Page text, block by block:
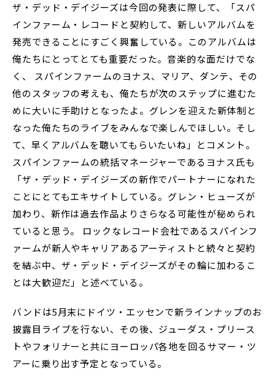
ザ・デッド・デイジーズは今回の発表に際して、「スパ
インファーム・レコードと契約して、新しいアルバムを
発売できることにすごく興奮している。このアルバムは
俺たちにとってとても重要だった。音楽的な面だけでな
く、 スパインファームのヨナス、マリア、ダンテ、その
他のスタッフの考えも、俺たちが次のステップに進むた
めに大いに手助けとなったよ。グレンを迎えた新体制と
なった俺たちのライブをみんなで楽しんでほしい。そし
て、早くアルバムを聴いてもらいたいね」とコメント。
スパインファームの統括マネージャーであるヨナス氏も
「ザ・デッド・デイジーズの新作でパートナーになれた
ことにとてもエキサイトしている。グレン・ヒューズが
加わり、新作は過去作品よりさらなる可能性が秘められ
ていると思う。 ロックなレコード会社であるスパインフ
ァームが新人やキャリアあるアーティストと続々と契約
を結ぶ中、ザ・デッド・デイジーズがその輪に加わるこ
とは大歓迎だ」と述べている。
バンドは5月末にドイツ・エッセンで新ラインナップのお
披露目ライブを行ない、その後、ジューダス・プリース
トやフォリナーと共にヨーロッパ各地を回るサマー・ツ
アーに乗り出す予定となっている。